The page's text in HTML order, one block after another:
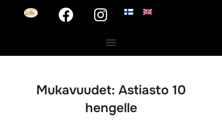
Mukavuudet: Astiasto 10
hengelle